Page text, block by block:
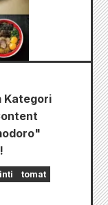
Kategori
tomat